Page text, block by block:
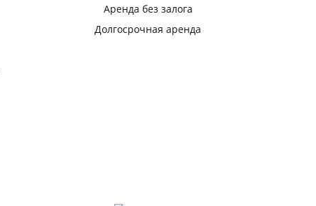
Аренда без залога
Долгосрочная аренда